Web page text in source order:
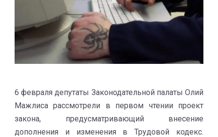
6 февраля депутаты Законодательной палаты Олий
Мажлиса рассмотрели в первом чтении проект
закона, предусматривающий внесение
дополнения и изменения в Трудовой кодекс.